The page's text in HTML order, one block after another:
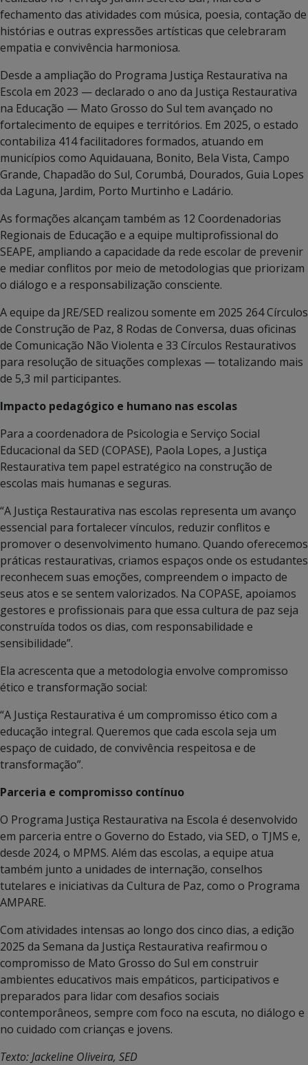
fechamento das atividades com música, poesia, contação de
histórias e outras expressões artísticas que celebraram
empatia e convivência harmoniosa.
Desde a ampliação do Programa Justiça Restaurativa na
Escola em 2023 — declarado o ano da Justiça Restaurativa
na Educação — Mato Grosso do Sul tem avançado no
fortalecimento de equipes e territórios. Em 2025, o estado
contabiliza 414 facilitadores formados, atuando em
municípios como Aquidauana, Bonito, Bela Vista, Campo
Grande, Chapadão do Sul, Corumbá, Dourados, Guia Lopes
da Laguna, Jardim, Porto Murtinho e Ladário.
As formações alcançam também as 12 Coordenadorias
Regionais de Educação e a equipe multiprofissional do
SEAPE, ampliando a capacidade da rede escolar de prevenir
e mediar conflitos por meio de metodologias que priorizam
o diálogo e a responsabilização consciente.
A equipe da JRE/SED realizou somente em 2025 264 Círculos
de Construção de Paz, 8 Rodas de Conversa, duas oficinas
de Comunicação Não Violenta e 33 Círculos Restaurativos
para resolução de situações complexas — totalizando mais
de 5,3 mil participantes.
Impacto pedagógico e humano nas escolas
Para a coordenadora de Psicologia e Serviço Social
Educacional da SED (COPASE), Paola Lopes, a Justiça
Restaurativa tem papel estratégico na construção de
escolas mais humanas e seguras.
“A Justiça Restaurativa nas escolas representa um avanço
essencial para fortalecer vínculos, reduzir conflitos e
promover o desenvolvimento humano. Quando oferecemos
práticas restaurativas, criamos espaços onde os estudantes
reconhecem suas emoções, compreendem o impacto de
seus atos e se sentem valorizados. Na COPASE, apoiamos
gestores e profissionais para que essa cultura de paz seja
construída todos os dias, com responsabilidade e
sensibilidade”.
Ela acrescenta que a metodologia envolve compromisso
ético e transformação social:
“A Justiça Restaurativa é um compromisso ético com a
educação integral. Queremos que cada escola seja um
espaço de cuidado, de convivência respeitosa e de
transformação”.
Parceria e compromisso contínuo
O Programa Justiça Restaurativa na Escola é desenvolvido
em parceria entre o Governo do Estado, via SED, o TJMS e,
desde 2024, o MPMS. Além das escolas, a equipe atua
também junto a unidades de internação, conselhos
tutelares e iniciativas da Cultura de Paz, como o Programa
AMPARE.
Com atividades intensas ao longo dos cinco dias, a edição
2025 da Semana da Justiça Restaurativa reafirmou o
compromisso de Mato Grosso do Sul em construir
ambientes educativos mais empáticos, participativos e
preparados para lidar com desafios sociais
contemporâneos, sempre com foco na escuta, no diálogo e
no cuidado com crianças e jovens.
Texto: Jackeline Oliveira, SED